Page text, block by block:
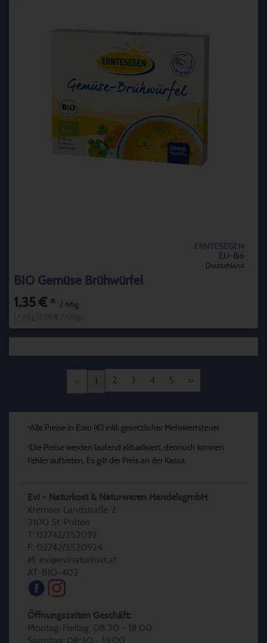
ERNTESEGEN
EU-Bio
Deutschland
BIO Gemüse Brühwürfel
1,35 € * / 66g
1 2 3 4 5 »
*Alle Preise in Euro (€) inkl. gesetzlicher Mehrwertsteuer
* Die Preise werden laufend aktualisiert, dennoch können
Fehler auftreten. Es gilt der Preis an der Kassa.
Evi - Naturkost & Naturwaren HandelsgmbH
Kremser Landstraße 2
3100 St. Pölten
T: 02742/352092
F: 02742/3520924
M: evi@evinaturkost.at
AT-BIO-402
Öffnungszeiten Geschäft:
Montag-Freitag: 08:30 - 18:00
Samstag: 08:30 - 13:00